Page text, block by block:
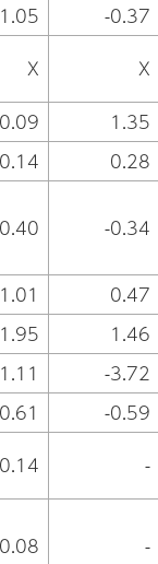
-0.37
X X
0.09 1.35
0.28
0.40 -0.34
0.47
1.95 1.46
-3.72
-0.59
-
0.08 -